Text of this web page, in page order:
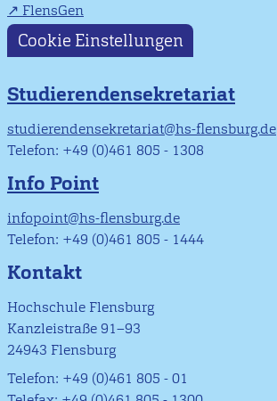
FlensGen
Cookie Einstellungen
Studierendensekretariat
studierendensekretariat@hs-flensburg.de
Telefon: +49 (0)461 805 - 1308
Info Point
infopoint@hs-flensburg.de
Telefon: +49 (0)461 805 - 1444
Kontakt
Hochschule Flensburg
Kanzleistraße 91–93
24943 Flensburg
Telefon: +49 (0)461 805 - 01